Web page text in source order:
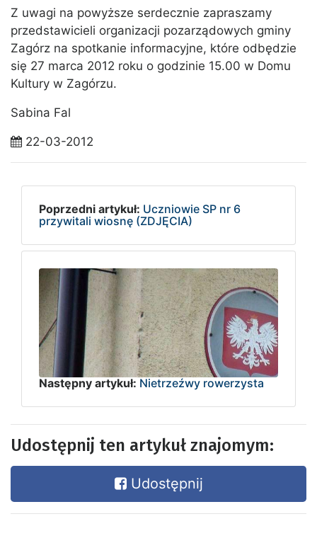
Z uwagi na powyższe serdecznie zapraszamy
przedstawicieli organizacji pozarządowych gminy
Zagórz na spotkanie informacyjne, które odbędzie
się 27 marca 2012 roku o godzinie 15.00 w Domu
Kultury w Zagórzu.
Sabina Fal
22-03-2012
Poprzedni artykuł: Uczniowie SP nr 6
przywitali wiosnę (ZDJĘCIA)
Następny artykuł: Nietrzeźwy rowerzysta
Udostępnij ten artykuł znajomym:
Udostępnij